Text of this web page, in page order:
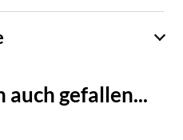
auch gefallen...